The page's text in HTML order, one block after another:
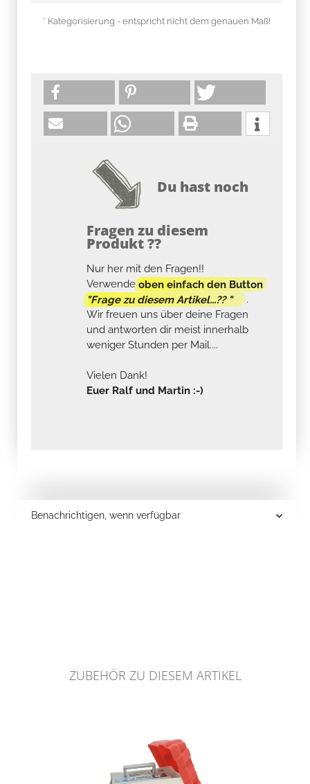
* Kategorisierung - entspricht nicht dem genauen Maß!
Du hast noch
Fragen zu diesem
Produkt ??
Nur her mit den Fragen!!
Verwendeoben einfach den Button
"Frage zu diesem Artikel...?? "
.
Wir freuen uns über deine Fragen
und antworten dir meist innerhalb
weniger Stunden per Mail....
Vielen Dank!
Euer Ralf und Martin :-)
Benachrichtigen, wenn verfügbar
ZUBEHÖR ZU DIESEM ARTIKEL